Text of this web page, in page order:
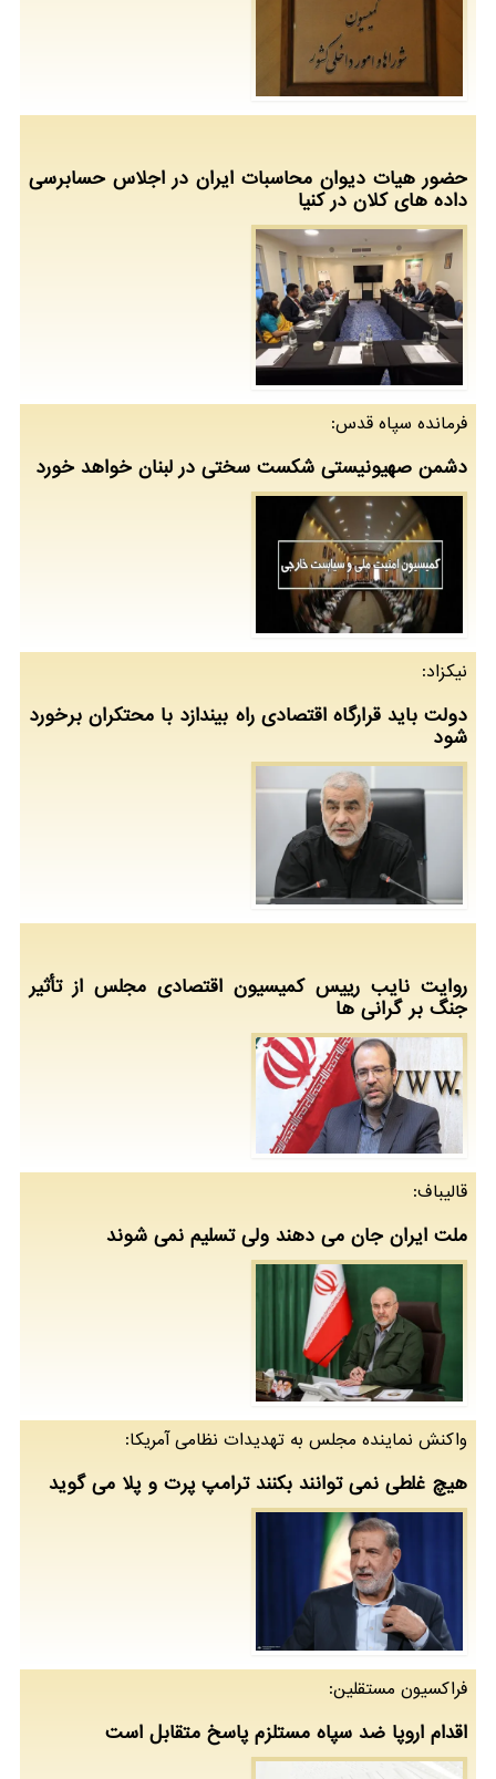
حضور هیات دیوان محاسبات ایران در اجلاس حسابرسی
داده های کلان در کنیا
فرمانده سپاه قدس:
دشمن صهیونیستی شکست سختی در لبنان خواهد خورد
نیکزاد:
دولت باید قرارگاه اقتصادی راه بیندازد با محتکران برخورد
شود
روایت نایب رییس کمیسیون اقتصادی مجلس از تأثیر
جنگ بر گرانی ها
قالیباف:
ملت ایران جان می دهند ولی تسلیم نمی شوند
واكنش نماینده مجلس به تهدیدات نظامی آمریكا:
هیچ غلطی نمی توانند بکنند ترامپ پرت و پلا می گوید
فراکسیون مستقلین:
اقدام اروپا ضد سپاه مستلزم پاسخ متقابل است